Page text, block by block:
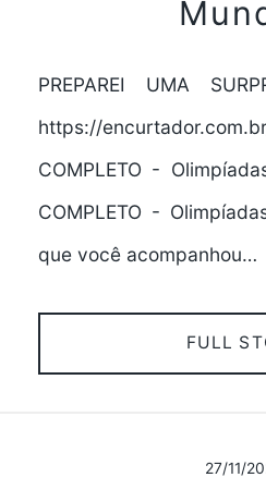
PREPAREI UMA
https://
COMPLETO -
COMPLETO -
que você acompanhou…
FULL
27/11/